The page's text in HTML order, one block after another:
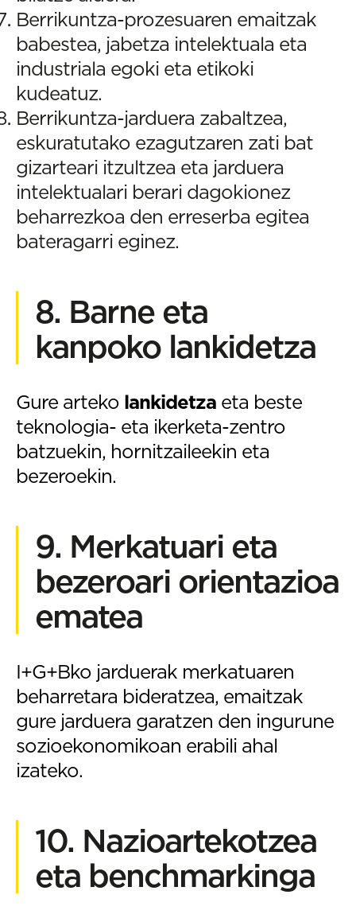
Berrikuntza-prozesuaren emaitzak
babestea, jabetza intelektuala eta
industriala egoki eta etikoki
kudeatuz.
Berrikuntza-jarduera zabaltzea,
eskuratutako ezagutzaren zati bat
gizarteari itzultzea eta jarduera
intelektualari berari dagokionez
beharrezkoa den erreserba egitea
bateragarri eginez.
8. Barne eta
kanpoko lankidetza
Gure arteko lankidetza eta beste
teknologia- eta ikerketa-zentro
batzuekin, hornitzaileekin eta
bezeroekin.
9. Merkatuari eta
bezeroari orientazioa
ematea
I+G+Bko jarduerak merkatuaren
beharretara bideratzea, emaitzak
gure jarduera garatzen den ingurune
sozioekonomikoan erabili ahal
izateko.
10. Nazioartekotzea
eta benchmarkinga